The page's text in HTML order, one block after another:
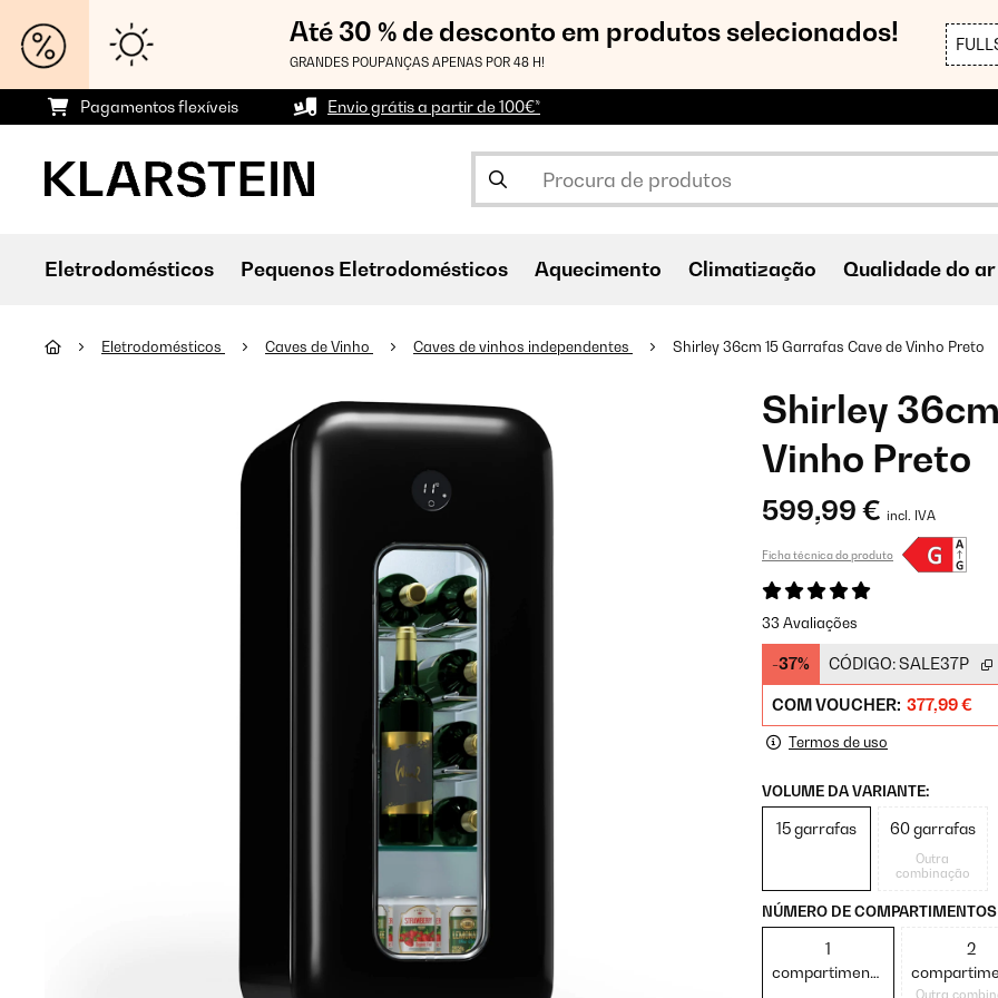
Até 30 % de desconto em produtos selecionados!
GRANDES POUPANÇAS APENAS POR 48 H!
Pagamentos flexíveis Envio grátis a partir de 100€*
Eletrodomésticos Pequenos Eletrodomésticos Aquecimento Climatização Qualidade do ar
Eletrodomésticos Caves de Vinho Caves de vinhos independentes Shirley 36cm 15 Garrafas Cave de Vinho Preto
Shirley
Vinho Preto
599,99 € incl. IVA
Ficha técnica do produto
33 Avaliações
-37% CÓDIGO:SALE37P
COM VOUCHER: 377,99 €
Termos de uso
VOLUME DA VARIANTE:
15 garrafas 60 garrafas
Outra
combinação
NÚMERO DE
1
compartimento
2
Outra